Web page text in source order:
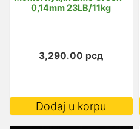
0,14mm 23LB/11kg
3,290.00 рсд
Dodaj u korpu